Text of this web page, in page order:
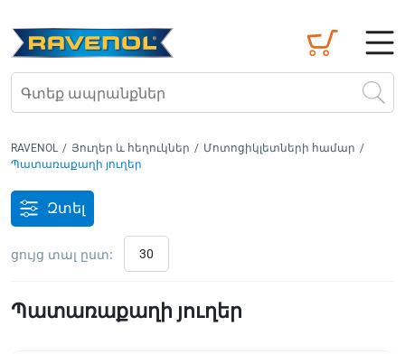
RAVENOL / Յուղեր և հեղուկներ / Մոտոցիկլետների համար /
Պատառաքաղի յուղեր
Զտել
ցույց տալ ըստ: 30
Պատառաքաղի յուղեր